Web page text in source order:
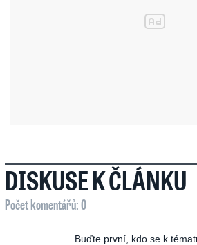
DISKUSE K ČLÁNKU
Počet komentářů: 0
Buďte první, kdo se k